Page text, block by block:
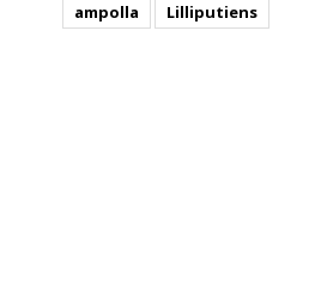
ampolla
Lilliputiens